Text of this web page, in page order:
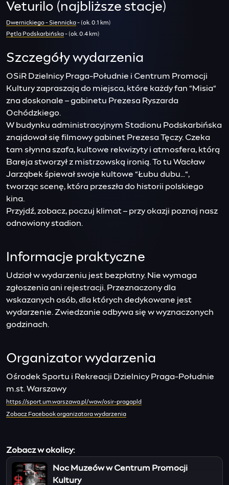
Veturilo (najbliższe stacje)
Dwernickiego - Siennicka- (ok. 0.1 km)
Pętla Podskarbińska- (ok. 0.4 km)
Szczegóły wydarzenia
OSiR Dzielnicy Praga-Południe i Centrum Promocji
Kultury zapraszają do miejsca, które każdy fan “Misia“
zna doskonale – gabinetu Prezesa Ryszarda
Ochódzkiego.
W budynku administracyjnym Stadionu Podskarbińska
znajdował się filmowy gabinet Prezesa Tęczy. Czeka
tam słynna szafa, kultowe rekwizyty i atmosfera, którą
Bareja stworzył z mistrzowską ironią. To tu Wacław
Jarząbek śpiewał swoje kultowe “Łubu dubu…“,
tworząc scenę, która przeszła do historii polskiego
kina.
Przyjdź, zobacz, poczuj klimat – przy okazji poznaj nasz
odnowiony stadion.
Informacje praktyczne
Udział w wydarzeniu jest bezpłatny. Nie wymaga
zgłoszenia ani rejestracji. Przeznaczony dla
wskazanych osób, dla których dedykowane jest
wydarzenie. Zwiedzanie odbywa się w wyznaczonych
godzinach.
Organizator wydarzenia
Ośrodek Sportu i Rekreacji Dzielnicy Praga-Południe
m.st. Warszawy
https://sport.um.warszawa.pl/waw/osir-pragapld
Zobacz Facebook organizatora wydarzenia
Zobacz w okolicy:
Noc Muzeów w Centrum Promocji
Kultury